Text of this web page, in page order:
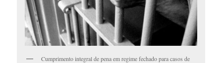
Cumprimento integral de pena em regime fechado para casos de